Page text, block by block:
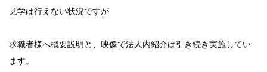
見学は行えない状況ですが
求職者様へ概要説明と、映像で法人内紹介は引き続き実施してい
ます。